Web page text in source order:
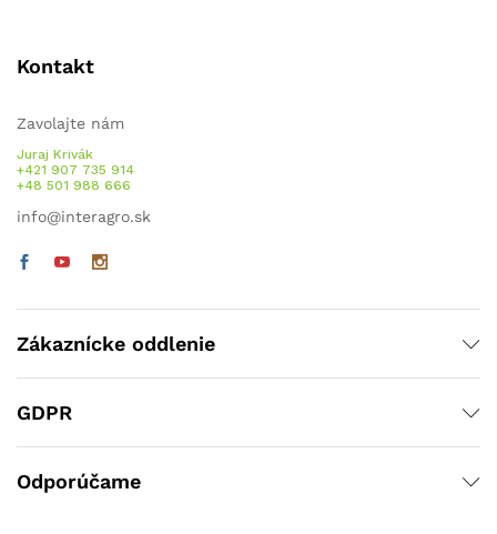
Kontakt
Zavolajte nám
Juraj Krivák
+421 907 735 914
+48 501 988 666
info@interagro.sk
Zákaznícke oddlenie
GDPR
Odporúčame